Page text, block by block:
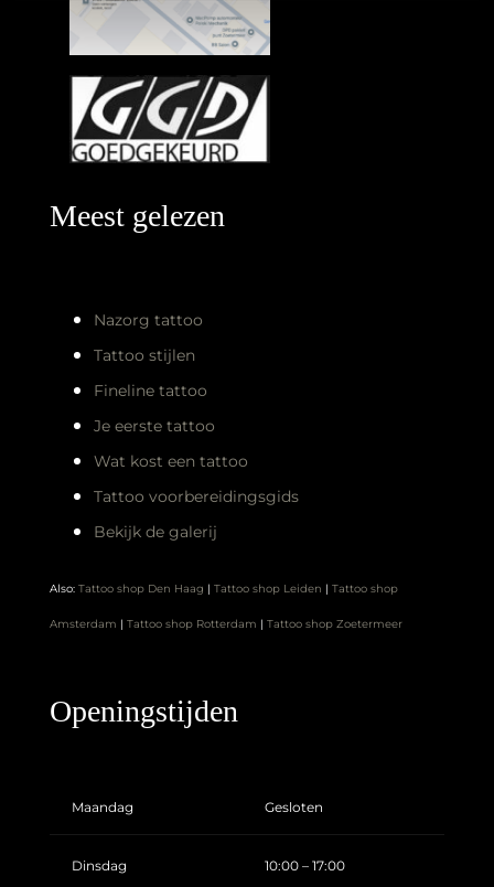
Meest gelezen
Nazorg tattoo
Tattoo stijlen
Fineline tattoo
Je eerste tattoo
Wat kost een tattoo
Tattoo voorbereidingsgids
Bekijk de galerij
Also: Tattoo shop Den Haag | Tattoo shop Leiden | Tattoo shop
Amsterdam | Tattoo shop Rotterdam | Tattoo shop Zoetermeer
Openingstijden
Maandag Gesloten
Dinsdag 10:00 – 17:00